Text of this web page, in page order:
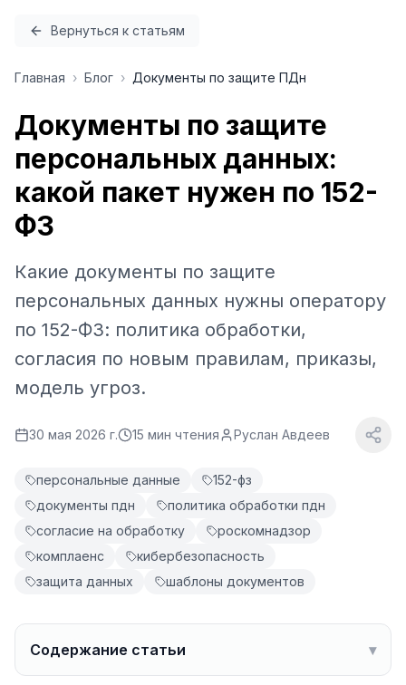
Вернуться к статьям
Главная › Блог › Документы по защите ПДн
Документы по защите
персональных данных:
какой пакет нужен по 152-
ФЗ
Какие документы по защите
персональных данных нужны оператору
по 152-ФЗ: политика обработки,
согласия по новым правилам, приказы,
модель угроз.
30 мая 2026 г. 15 мин чтения Руслан Авдеев
персональные данные
152-фз
документы пдн
политика обработки пдн
согласие на обработку
роскомнадзор
комплаенс
кибербезопасность
защита данных
шаблоны документов
Содержание статьи ▾